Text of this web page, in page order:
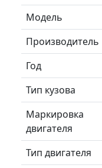
Модель
Производитель
Год
Тип кузова
Маркировка
двигателя
Тип двигателя